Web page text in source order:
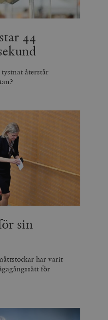
44
återstår
sin
har varit
för